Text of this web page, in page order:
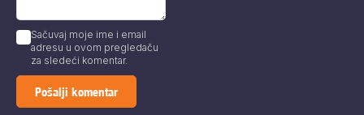
Sačuvaj moje ime i email
adresu u ovom pregledaču
za sledeći komentar.